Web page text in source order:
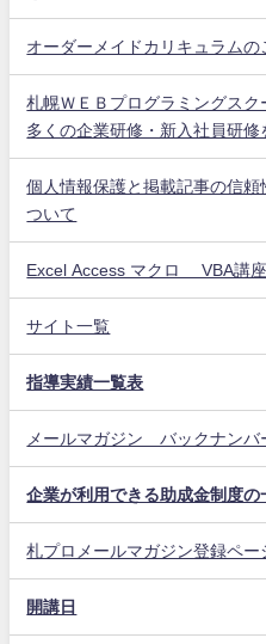
オーダーメイドカリキュラムの
札幌ＷＥＢプログラミングス
多くの企業研修・新入社員研修
個人情報保護と掲載記事の信
ついて
Excel Access マクロ VBA講座
サイト一覧
指導実績一覧表
メールマガジン バックナンバ
企業が利用できる助成金制度の
札プロメールマガジン登録ペー
開講日